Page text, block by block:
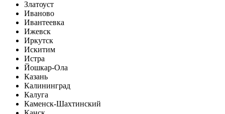
Златоуст
Иваново
Ивантеевка
Ижевск
Иркутск
Искитим
Истра
Йошкар-Ола
Казань
Калининград
Калуга
Каменск-Шахтинский